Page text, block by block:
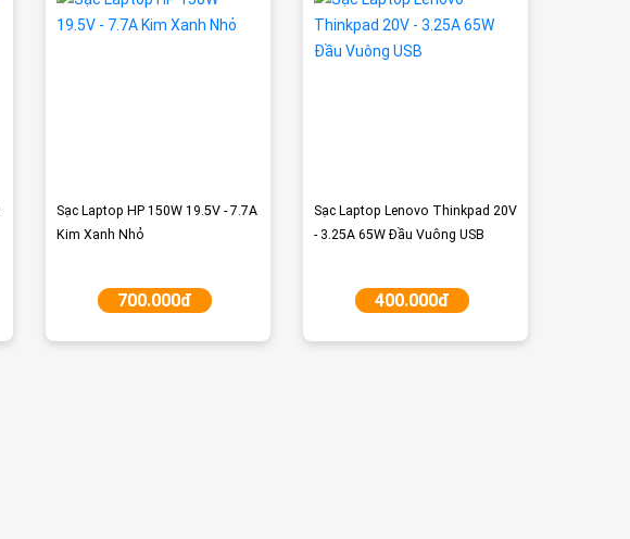
Sạc Laptop HP 150W 19.5V - 7.7A
Kim Xanh Nhỏ
700.000đ
Sạc Laptop Lenovo Thinkpad 20V
- 3.25A 65W Đầu Vuông USB
400.000đ